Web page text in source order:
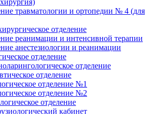
травматологии и ортопедии № 4 (для
отделение
реанимации и интенсивной терапии
анестезиологии и реанимации
отделение
отделение
отделение
отделение №1
отделение №2
отделение
кабинет